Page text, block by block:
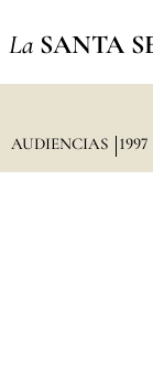
La SANTA
AUDIENCIAS 1997